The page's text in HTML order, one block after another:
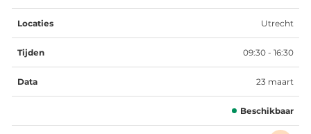
Utrecht
09:30 - 16:30
23 maart
Beschikbaar